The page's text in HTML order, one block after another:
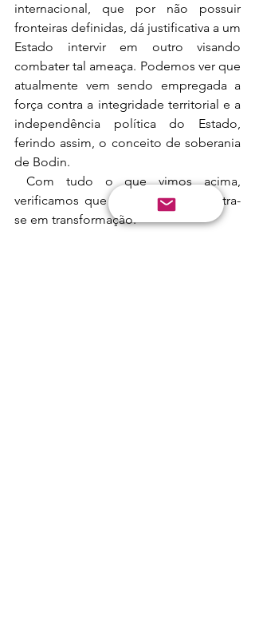
internacional, que por não possuir
fronteiras definidas, dá justificativa a um
Estado intervir em outro visando
combater tal ameaça. Podemos ver que
atualmente vem sendo empregada a
força contra a integridade territorial e a
independência política do Estado,
ferindo assim, o conceito de soberania
de Bodin.
verificamos que tal conceito encontra-
se em transformação.